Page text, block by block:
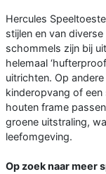
Hercules
stijlen en van
schommels zijn bij
helemaal
uitrichten. Op
kinderopvang of
houten frame
groene uitstraling,
leefomgeving.
Op zoek naar meer